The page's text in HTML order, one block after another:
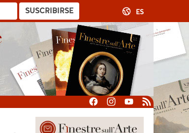
SUSCRIBIRSE ES